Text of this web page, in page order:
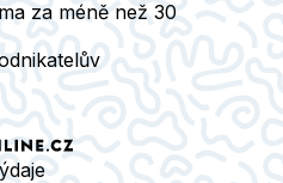
za méně než 30